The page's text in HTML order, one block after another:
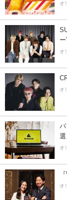
オ
ー
オ
オ
選
オ
オ